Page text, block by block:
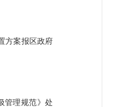
方案报区政府
管理规范》处